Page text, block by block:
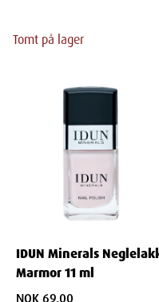
Tomt på lager
IDUN Minerals
Marmor 11 ml
NOK 69.00